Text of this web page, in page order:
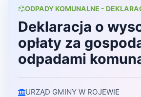
ODPADY KOMUNALNE -
Deklaracja o
opłaty za
odpadami
URZĄD GMINY W ROJEWIE